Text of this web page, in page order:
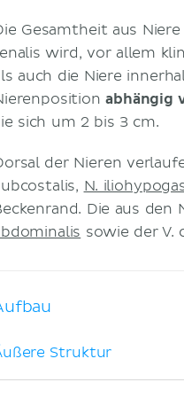
Gesamtheit aus
wird, vor allem
auch die Niere
abhängig
sich um 2 bis 3 cm.
der Nieren
N.
Die aus
sowie der V.
Struktur